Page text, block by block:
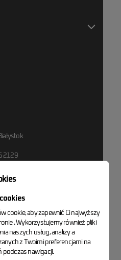
cookie, aby zapewnić Ci najwyższy
. Wykorzystujemy również pliki
naszych usług, analizy a
z Twoimi preferencjami na
podczas nawigacji.
2129
Wszelkie prawa zastrzeżone